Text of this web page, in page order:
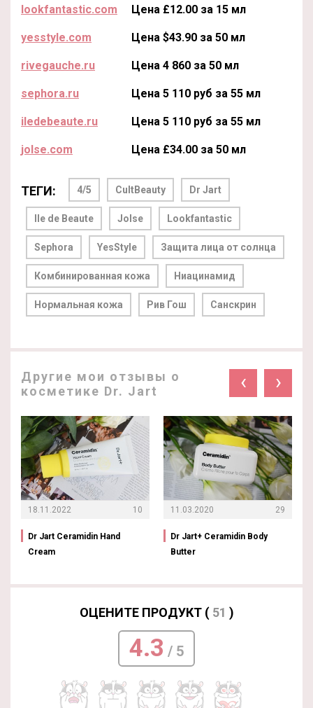
lookfantastic.com Цена £12.00 за 15 мл
yesstyle.com Цена $43.90 за 50 мл
rivegauche.ru Цена 4 860 за 50 мл
sephora.ru Цена 5 110 руб за 55 мл
iledebeaute.ru Цена 5 110 руб за 55 мл
jolse.com Цена £34.00 за 50 мл
ТЕГИ: 4/5 CultBeauty Dr Jart
Ile de Beaute Jolse Lookfantastic
Sephora YesStyle Защита лица от солнца
Комбинированная кожа Ниацинамид
Нормальная кожа Рив Гош Санскрин
Другие мои отзывы о
косметике Dr. Jart
‹ ›
18.11.2022 10
Dr Jart Ceramidin Hand
Cream
11.03.2020 29
Dr Jart+ Ceramidin Body
Butter
ОЦЕНИТЕ ПРОДУКТ ( 51 )
4.3 / 5